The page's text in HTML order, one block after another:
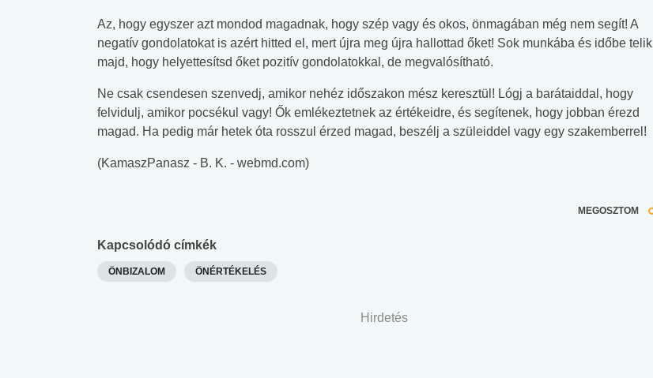
Az, hogy egyszer azt mondod magadnak, hogy szép vagy és okos, önmagában még nem segít! A
negatív gondolatokat is azért hitted el, mert újra meg újra hallottad őket! Sok munkába és időbe telik
majd, hogy helyettesítsd őket pozitív gondolatokkal, de megvalósítható.
Ne csak csendesen szenvedj, amikor nehéz időszakon mész keresztül! Lógj a barátaiddal, hogy
felvidulj, amikor pocsékul vagy! Ők emlékeztetnek az értékeidre, és segítenek, hogy jobban érezd
magad. Ha pedig már hetek óta rosszul érzed magad, beszélj a szüleiddel vagy egy szakemberrel!
(KamaszPanasz - B. K. - webmd.com)
MEGOSZTOM
Kapcsolódó címkék
ÖNBIZALOM ÖNÉRTÉKELÉS
Hirdetés
lábnyomod?
tudásteszt
nyelvvizsga teszt -
No.42
teszt